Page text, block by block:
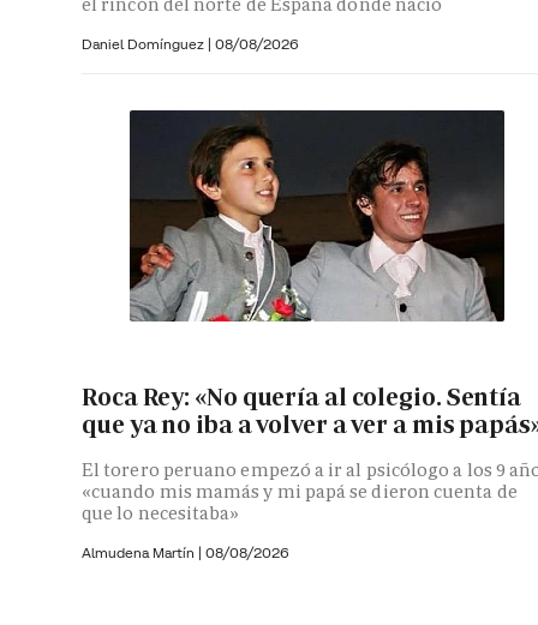
el rincón del norte de España donde nació
Daniel Domínguez | 08/08/2026
Roca Rey: «No quería al colegio. Sentía
que ya no iba a volver a ver a mis
El torero peruano empezó a ir al psicólogo a los 9
«cuando mis mamás y mi papá se dieron cuenta de
que lo necesitaba»
Almudena Martín | 08/08/2026